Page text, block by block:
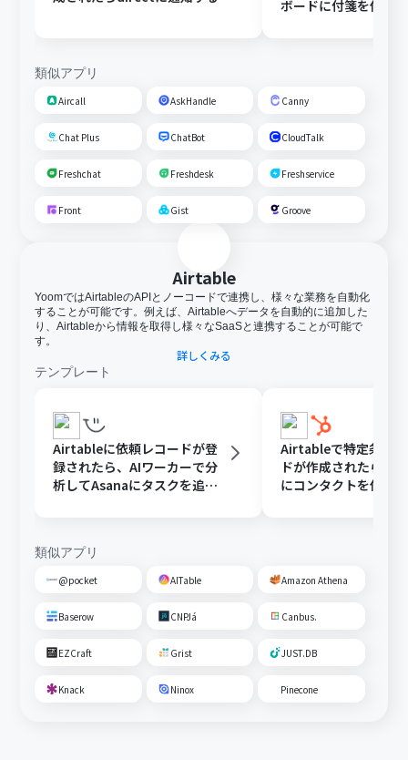
ボードに付箋を作成
類似アプリ
Aircall AskHandle Canny
Chat Plus ChatBot CloudTalk
Freshchat Freshdesk Freshservice
Front Gist Groove
Airtable
YoomではAirtableのAPIとノーコードで連携し、様々な業務を自動化
することが可能です。例えば、Airtableへデータを自動的に追加した
り、Airtableから情報を取得し様々なSaaSと連携することが可能で
す。
詳しくみる
テンプレート
Airtableに依頼レコードが登
録されたら、AIワーカーで分
析してAsanaにタスクを追加
Airtableで特定条件
ドが作成されたら、
にコンタクトを作成
類似アプリ
@pocket AITable Amazon Athena
Baserow CNPJá Canbus.
EZCraft Grist JUST.DB
Knack Ninox Pinecone